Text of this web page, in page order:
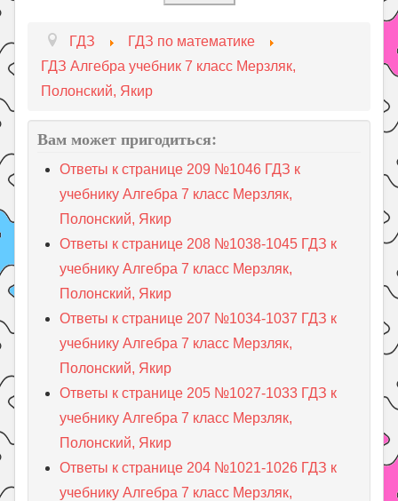
ГДЗ
ГДЗ по математике
ГДЗ Алгебра учебник 7 класс Мерзляк,
Полонский, Якир
Вам может пригодиться:
Ответы к странице 209 №1046 ГДЗ к
учебнику Алгебра 7 класс Мерзляк,
Полонский, Якир
Ответы к странице 208 №1038-1045 ГДЗ к
учебнику Алгебра 7 класс Мерзляк,
Полонский, Якир
Ответы к странице 207 №1034-1037 ГДЗ к
учебнику Алгебра 7 класс Мерзляк,
Полонский, Якир
Ответы к странице 205 №1027-1033 ГДЗ к
учебнику Алгебра 7 класс Мерзляк,
Полонский, Якир
Ответы к странице 204 №1021-1026 ГДЗ к
учебнику Алгебра 7 класс Мерзляк,